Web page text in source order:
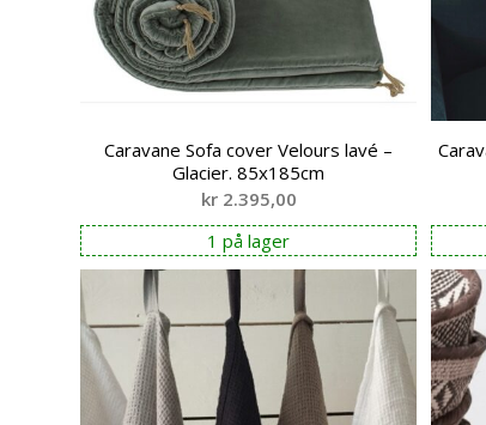
Caravane Sofa cover Velours lavé –
Glacier. 85x185cm
kr2.395,00
1 på lager